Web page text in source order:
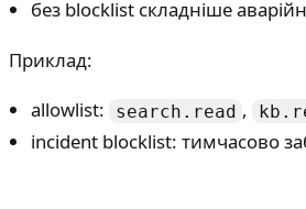
без blocklist складніше
Приклад:
allowlist:
search.read ,
incident blocklist: тимчасово